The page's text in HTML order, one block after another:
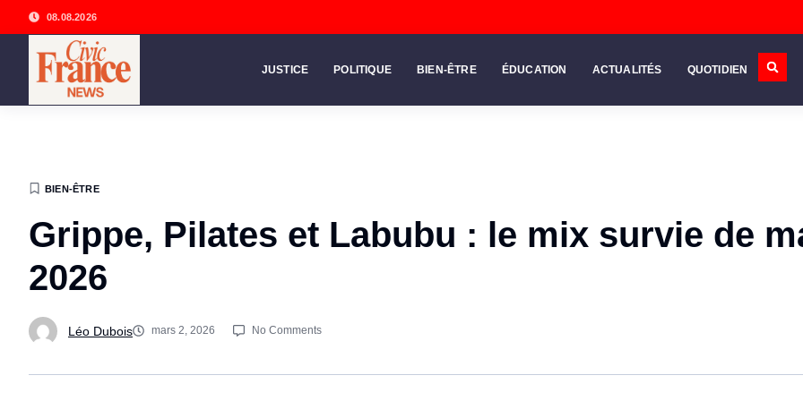
08.08.2026
JUSTICE POLITIQUE BIEN-ÊTRE ÉDUCATION ACTUALITÉS QUOTIDIEN
BIEN-ÊTRE
Grippe, Pilates et Labubu : le mix survie de
2026
Léo Dubois mars 2, 2026 No Comments